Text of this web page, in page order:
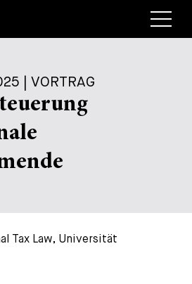
+
| VORTRAG
Tax Law, Universität